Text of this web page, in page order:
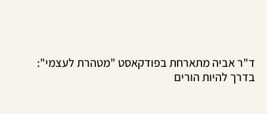
אביה מתארחת בפודקאסט "מטהרת לעצמי":
להיות הורים